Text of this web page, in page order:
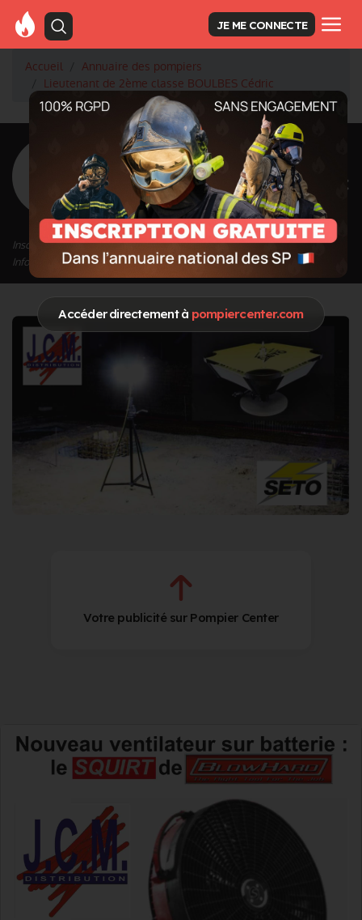
Accéder directement à pompiercenter.com
JE ME CONNECTE
Accueil
Annuaire des pompiers
Lieutenant de 2ème classe BOULBES Cédric
<Retour à la liste des pompiers
BOULBES Cédric
Grade : Lieutenant de 2ème classe
Inscrit depuis le 16/04/2021 à 16:10
Informations mises à jour le 16/04/2021 à 16:10
Votre publicité sur Pompier Center